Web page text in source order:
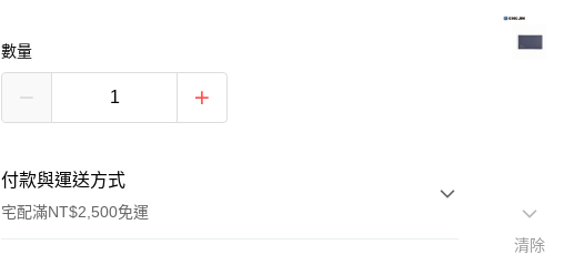
數量
付款與運送方式
宅配滿NT$2,500免運
清除